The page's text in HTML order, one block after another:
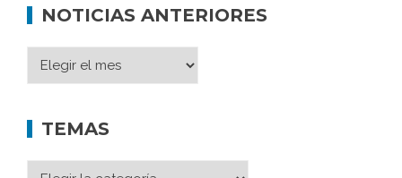
NOTICIAS ANTERIORES
TEMAS